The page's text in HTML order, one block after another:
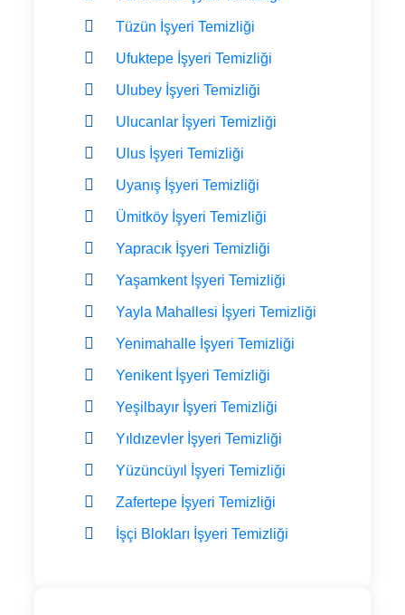
Tüzün İşyeri Temizliği
Ufuktepe İşyeri Temizliği
Ulubey İşyeri Temizliği
Ulucanlar İşyeri Temizliği
Ulus İşyeri Temizliği
Uyanış İşyeri Temizliği
Ümitköy İşyeri Temizliği
Yapracık İşyeri Temizliği
Yaşamkent İşyeri Temizliği
Yayla Mahallesi İşyeri Temizliği
Yenimahalle İşyeri Temizliği
Yenikent İşyeri Temizliği
Yeşilbayır İşyeri Temizliği
Yıldızevler İşyeri Temizliği
Yüzüncüyıl İşyeri Temizliği
Zafertepe İşyeri Temizliği
İşçi Blokları İşyeri Temizliği